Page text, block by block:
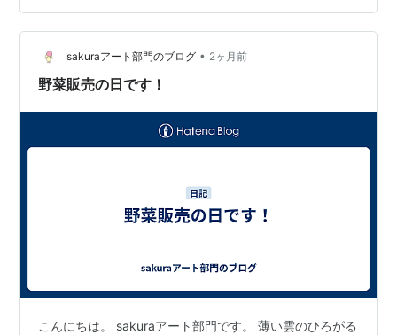
のへリングシュートは、とてもかっこよかったです。 皆
さん、変わりやすい天気で体調を崩されないよう、 健や
かな毎日を過ごして…
sakuraアート部門のブログ • 2ヶ月前
野菜販売の日です！
こんにちは。 sakuraアート部門です。 薄い雲のひろがる